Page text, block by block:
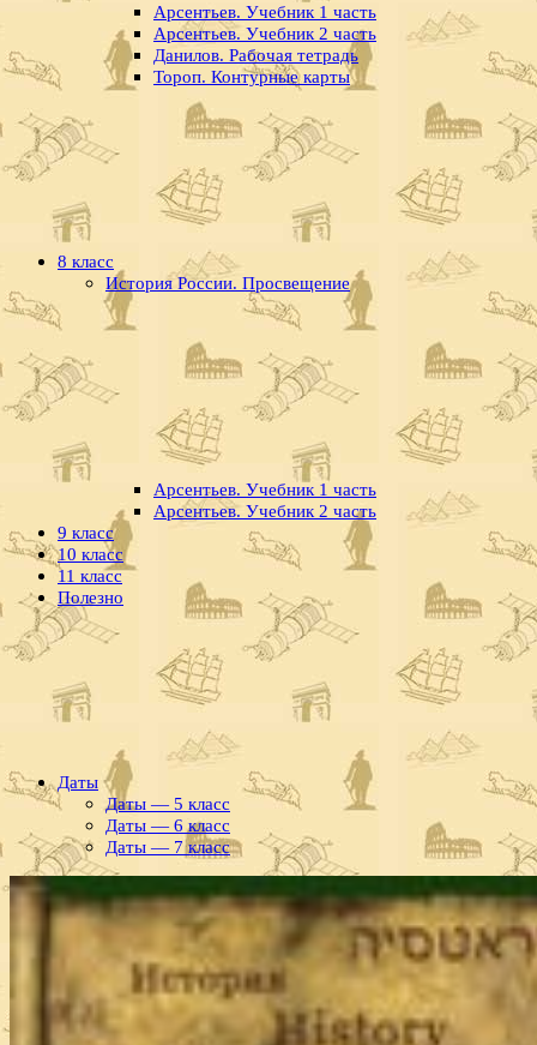
Арсентьев. Учебник 1 часть
Арсентьев. Учебник 2 часть
Данилов. Рабочая тетрадь
Тороп. Контурные карты
8 класс
История России. Просвещение
Арсентьев. Учебник 1 часть
Арсентьев. Учебник 2 часть
9 класс
10 класс
11 класс
Полезно
Даты
Даты — 5 класс
Даты — 6 класс
Даты — 7 класс